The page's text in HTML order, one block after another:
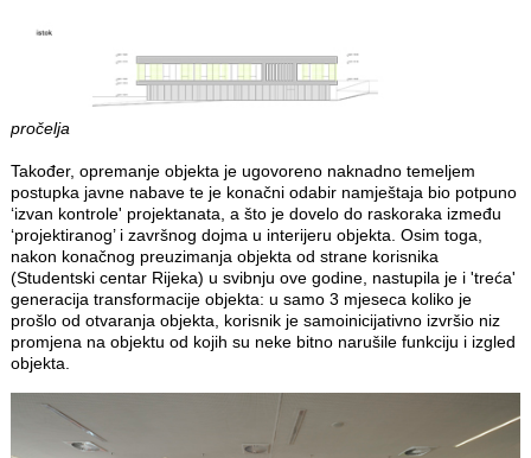
pročelja
Također, opremanje objekta je ugovoreno naknadno temeljem
postupka javne nabave te je konačni odabir namještaja bio potpuno
‘izvan kontrole' projektanata, a što je dovelo do raskoraka između
‘projektiranog’ i završnog dojma u interijeru objekta. Osim toga,
nakon konačnog preuzimanja objekta od strane korisnika
(Studentski centar Rijeka) u svibnju ove godine, nastupila je i 'treća'
generacija transformacije objekta: u samo 3 mjeseca koliko je
prošlo od otvaranja objekta, korisnik je samoinicijativno izvršio niz
promjena na objektu od kojih su neke bitno narušile funkciju i izgled
objekta.